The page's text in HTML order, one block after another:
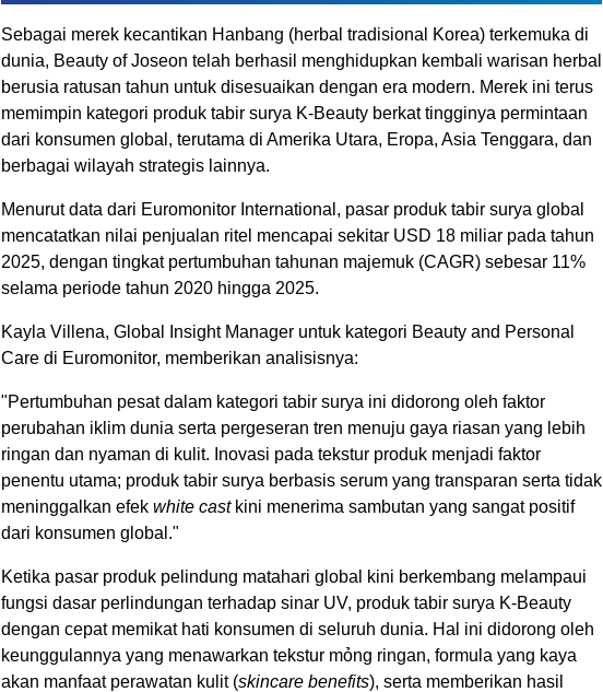
Sebagai merek kecantikan Hanbang (herbal tradisional Korea) terkemuka di
dunia, Beauty of Joseon telah berhasil menghidupkan kembali warisan herbal
berusia ratusan tahun untuk disesuaikan dengan era modern. Merek ini terus
memimpin kategori produk tabir surya K-Beauty berkat tingginya permintaan
dari konsumen global, terutama di Amerika Utara, Eropa, Asia Tenggara, dan
berbagai wilayah strategis lainnya.
Menurut data dari Euromonitor International, pasar produk tabir surya global
mencatatkan nilai penjualan ritel mencapai sekitar USD 18 miliar pada tahun
2025, dengan tingkat pertumbuhan tahunan majemuk (CAGR) sebesar 11%
selama periode tahun 2020 hingga 2025.
Kayla Villena, Global Insight Manager untuk kategori Beauty and Personal
Care di Euromonitor, memberikan analisisnya:
"Pertumbuhan pesat dalam kategori tabir surya ini didorong oleh faktor
perubahan iklim dunia serta pergeseran tren menuju gaya riasan yang lebih
ringan dan nyaman di kulit. Inovasi pada tekstur produk menjadi faktor
penentu utama; produk tabir surya berbasis serum yang transparan serta tidak
meninggalkan efek white castkini menerima sambutan yang sangat positif
dari konsumen global."
Ketika pasar produk pelindung matahari global kini berkembang melampaui
fungsi dasar perlindungan terhadap sinar UV, produk tabir surya K-Beauty
dengan cepat memikat hati konsumen di seluruh dunia. Hal ini didorong oleh
keunggulannya yang menawarkan tekstur mỏng ringan, formula yang kaya
akan manfaat perawatan kulit (skincare benefits), serta memberikan hasil